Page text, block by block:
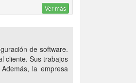
Ver más
de software.
cliente. Sus trabajos
la empresa